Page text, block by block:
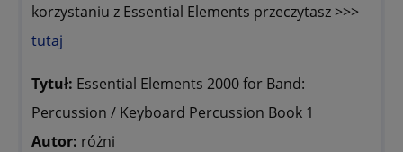
korzystaniu z Essential Elements przeczytasz >>>
tutaj
Tytuł: Essential Elements 2000 for Band:
Percussion / Keyboard Percussion Book 1
Autor: różni